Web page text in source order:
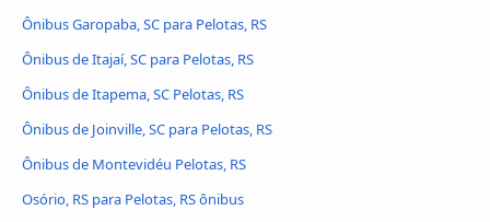
Ônibus Garopaba, SC para Pelotas, RS
Ônibus de Itajaí, SC para Pelotas, RS
Ônibus de Itapema, SC Pelotas, RS
Ônibus de Joinville, SC para Pelotas, RS
Ônibus de Montevidéu Pelotas, RS
Osório, RS para Pelotas, RS ônibus